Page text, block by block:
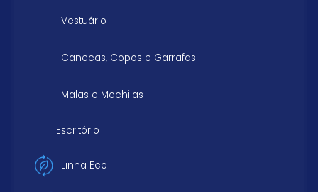
Vestuário
Canecas, Copos e Garrafas
Malas e Mochilas
Escritório
Linha Eco